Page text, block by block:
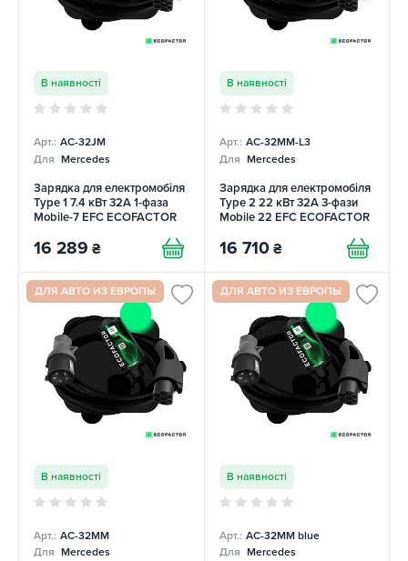
В наявності
Арт.: AC-32JM
Для Mercedes
Зарядка для електромобіля
Type 1 7.4 кВт 32А 1-фаза
Mobile-7 EFС ECOFACTOR
16 289 ₴
В наявності
Арт.: AC-32MM-L3
Для Mercedes
Зарядка для електромобіля
Type 2 22 кВт 32А 3-фази
Mobile 22 EFC ECOFACTOR
16 710 ₴
ДЛЯ АВТО ИЗ ЕВРОПЫ
В наявності
Арт.: AC-32MM
Для Mercedes
ДЛЯ АВТО ИЗ ЕВРОПЫ
В наявності
Арт.: AC-32MM blue
Для Mercedes